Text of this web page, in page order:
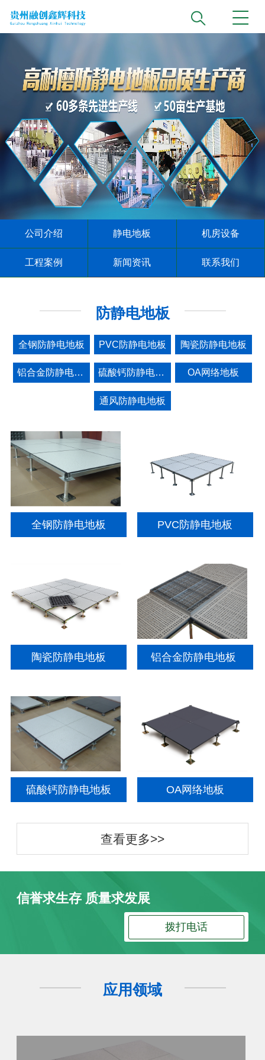
公司介绍 静电地板 机房设备
工程案例 新闻资讯 联系我们
防静电地板
全钢防静电地板 PVC防静电地板 陶瓷防静电地板
铝合金防静电地板 硫酸钙防静电地板 OA网络地板
通风防静电地板
全钢防静电地板 PVC防静电地板
陶瓷防静电地板 铝合金防静电地板
硫酸钙防静电地板 OA网络地板
查看更多>>
信誉求生存 质量求发展
拨打电话
应用领域
防静电地板